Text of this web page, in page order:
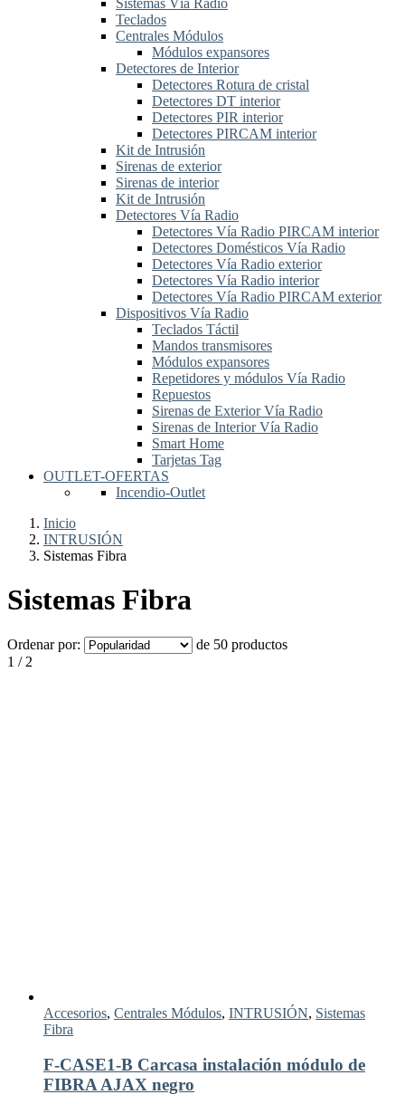
Sistemas Vía Radio
Teclados
Centrales Módulos
Módulos expansores
Detectores de Interior
Detectores Rotura de cristal
Detectores DT interior
Detectores PIR interior
Detectores PIRCAM interior
Kit de Intrusión
Sirenas de exterior
Sirenas de interior
Kit de Intrusión
Detectores Vía Radio
Detectores Vía Radio PIRCAM interior
Detectores Domésticos Vía Radio
Detectores Vía Radio exterior
Detectores Vía Radio interior
Detectores Vía Radio PIRCAM exterior
Dispositivos Vía Radio
Teclados Táctil
Mandos transmisores
Módulos expansores
Repetidores y módulos Vía Radio
Repuestos
Sirenas de Exterior Vía Radio
Sirenas de Interior Vía Radio
Smart Home
Tarjetas Tag
OUTLET-OFERTAS
Incendio-Outlet
Inicio
INTRUSIÓN
Sistemas Fibra
Sistemas Fibra
Ordenar por:
de 50 productos
1 / 2
Accesorios, Centrales Módulos, INTRUSIÓN, Sistemas
Fibra
F-CASE1-B Carcasa instalación módulo de
FIBRA AJAX negro